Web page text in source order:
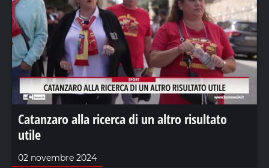
Catanzaro alla ricerca di un altro risultato
utile
02 novembre 2024